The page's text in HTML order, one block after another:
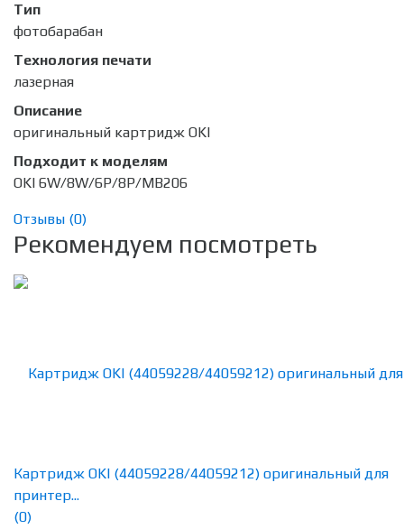
Тип
фотобарабан
Технология печати
лазерная
Описание
оригинальный картридж OKI
Подходит к моделям
OKI 6W/8W/6P/8P/MB206
Отзывы (0)
Рекомендуем посмотреть
Картридж OKI (44059228/44059212) оригинальный для
принтер...
(0)